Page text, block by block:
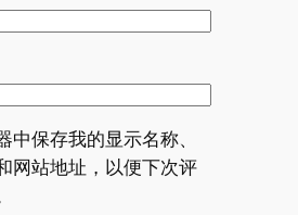
中保存我的显示名称、
网站地址，以便下次评